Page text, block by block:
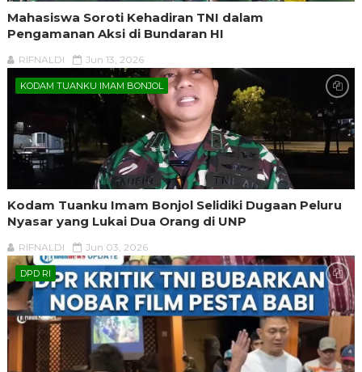
Mahasiswa Soroti Kehadiran TNI dalam
Pengamanan Aksi di Bundaran HI
RIFNALDI Jun 13, 2026
KODAM TUANKU IMAM BONJOL
Kodam Tuanku Imam Bonjol Selidiki Dugaan Peluru
Nyasar yang Lukai Dua Orang di UNP
RIFNALDI Jun 03, 2026
DPD RI